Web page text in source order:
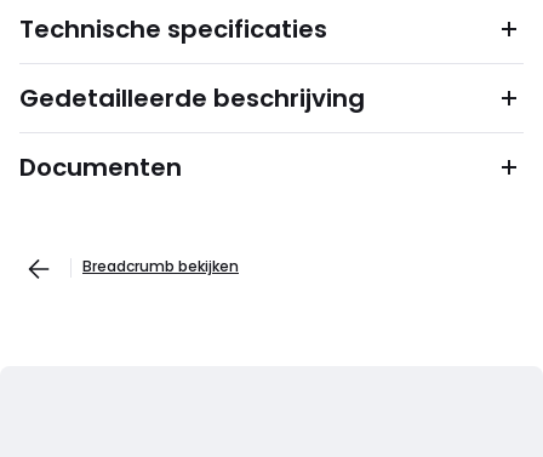
Technische specificaties
Gedetailleerde beschrijving
Documenten
Breadcrumb bekijken